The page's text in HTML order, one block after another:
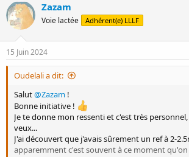
c
t
i
o
n
s
Zazam
Voie lactée Adhérent(e) LLLF
15 Juin 2024
Oudelali a dit:
Salut@Zazam !
Bonne initiative !
Je te donne mon ressenti et c'est très
veux...
J'ai découvert que j'avais sûrement un ref à 2-
apparemment c'est souvent à ce moment qu'on